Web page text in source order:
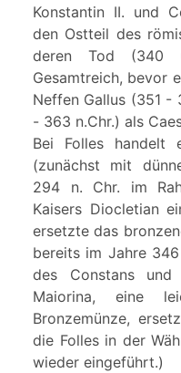
Konstantin II. und
den Ostteil des
deren Tod (340
Gesamtreich, bevor
Neffen Gallus (351 -
- 363 n.Chr.) als
Bei Folles handelt
(zunächst mit
294 n. Chr. im
Kaisers Diocletian
ersetzte das
bereits im Jahre
des Constans
Maiorina, eine
Bronzemünze,
die Folles in der
wieder eingeführt.)